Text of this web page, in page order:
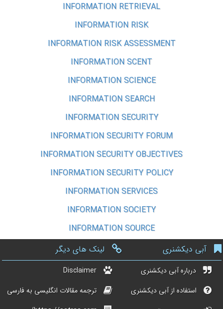
INFORMATION RETRIEVAL
INFORMATION RISK
INFORMATION RISK ASSESSMENT
INFORMATION SCENT
INFORMATION SCIENCE
INFORMATION SEARCH
INFORMATION SECURITY
INFORMATION SECURITY FORUM
INFORMATION SECURITY OBJECTIVES
INFORMATION SECURITY POLICY
INFORMATION SERVICES
INFORMATION SOCIETY
INFORMATION SOURCE
آبی دیکشنری
درباره آبی دیکشنری
استفاده از آبی دیکشنری
لینک های دیگر
Disclaimer
ترجمه مقالات انگلیسی به فارسی